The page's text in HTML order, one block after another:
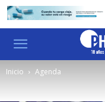
Inicio Agenda